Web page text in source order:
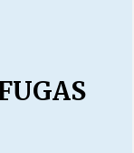
69 AÑOS DE
EL